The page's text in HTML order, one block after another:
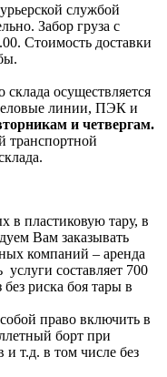
службой
Забор груза с
Стоимость доставки
склада осуществляется
линии, ПЭК и
и четвергам.
транспортной
в пластиковую тару, в
Вам заказывать
компаний – аренда
услуги составляет 700
риска боя тары в
право включить в
борт при
и т.д. в том числе без